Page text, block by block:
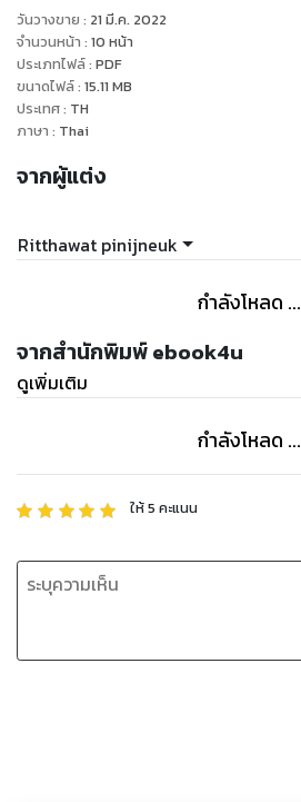
วันวางขาย : 21 มี.ค. 2022
จำนวนหน้า : 10 หน้า
ประเภทไฟล์: PDF
ขนาดไฟล์: 15.11 MB
ประเทศ: TH
ภาษา : Thai
จากผู้แต่ง
Ritthawat pinijneuk
กำลังโหลด ...
จากสำนักพิมพ์ ebook4u
ดูเพิ่มเติม
กำลังโหลด ...
ให้5 คะแนน